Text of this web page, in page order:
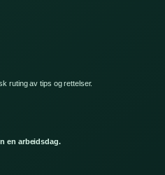
ruting av tips og rettelser.
en arbeidsdag.